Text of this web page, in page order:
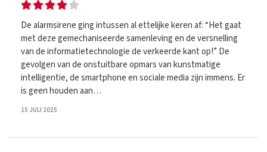
De alarmsirene ging intussen al ettelijke keren af: “Het gaat
met deze gemechaniseerde samenleving en de versnelling
van de informatietechnologie de verkeerde kant op!” De
gevolgen van de onstuitbare opmars van kunstmatige
intelligentie, de smartphone en sociale media zijn immens. Er
is geen houden aan…
15 JULI 2025